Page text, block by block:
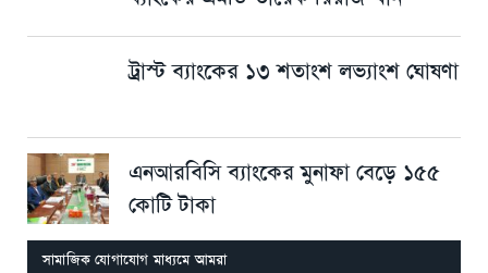
ট্রাস্ট ব্যাংকের ১৩ শতাংশ লভ্যাংশ ঘোষণা
এনআরবিসি ব্যাংকের মুনাফা বেড়ে ১৫৫
কোটি টাকা
সামাজিক যোগাযোগ মাধ্যমে আমরা